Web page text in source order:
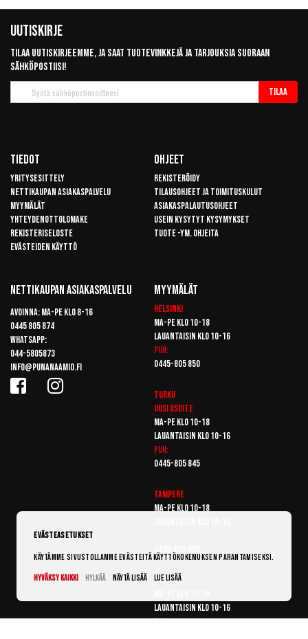
Uutiskirje
Tilaa uutiskirjeemme, ja saat tuotevinkkejä ja tarjouksia suoraan
sähköpostiisi!
uutiskirje
Tilaa
Tiedot
Yritysesittely
Nettikaupan asiakaspalvelu
Myymälät
Yhteydenottolomake
Rekisteriseloste
Evästeiden käyttö
Ohjeet
Rekisteröidy
Tilausohjeet ja toimituskulut
Asiakaspalautusohjeet
Usein kysytyt kysymykset
Tuote -ym. ohjeita
Nettikaupan Asiakaspalvelu
Avoinna: Ma-pe klo 8-16
0445 805 874
Whatsapp:
044-5805873
info@punanaamio.fi
Myymälät
Helsinki
Ma-pe klo 10-18
Lauantaisin klo 10-16
Puh:
0445-805 850
Turku
Uusi osoite
Ma-pe klo 10-18
Lauantaisin klo 10-16
Puh:
0445-805 845
Tampere
Ma-pe klo 10-18
Vantaa
Lauantaisin klo 10-16
Puh:
Evästeasetukset
Käytämme sivustollamme evästeitä käyttökokemuksen parantamiseksi.
Hyväksy kaikki
Hylkää Näytä lisää Lue lisää